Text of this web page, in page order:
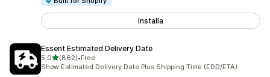
Installa
Essent Estimated Delivery Date
5,0stelle su 5
(862)
862 recensioni totali
•Free
Show Estimated Delivery Date Plus Shipping Time (EDD/ETA)